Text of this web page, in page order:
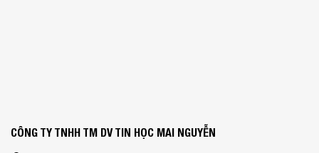
CÔNG TY TNHH TM DV TIN HỌC MAI NGUYỄN